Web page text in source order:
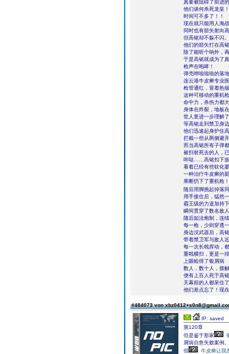
真要被阻碍了前进
他们谈何杀死龙皇！
时间可不多了！！
现在就只能用人海
同时也有箭矢射向
但高铭却不躲不闪。
他们的箭矢打在高
除了能听个响外，
于是高铭就成为了
枪声在咆哮！
弹壳哗啦啦啦的落
连云港牛皮癣专业
枪管通红，冒着热
这种可移动的重机
命中力，杀伤力都
身体在炸裂，地板
世人更进一步理解
等高铭走到禁卫身
他们迅速起身护住
拦截一些从两侧避
而当高铭所有子弹
被扫射死去的人，
咔哒……高铭扣下扳
看着已经有些软化
一种治疗牛皮癣的
果断扔下了重机枪！
随后用脚挑起掉落
用手接住后，猛然
霸王级的力道加持
瞬间贯穿了数名敌
随后如法炮制，连
每一枪，少则穿透
身边没武器后，高
带着禁卫军与敌人
每一次长戟挥动，
重戟横扫，更是一
上眼睑得了银屑病
数人，数十人，接
便有上百人死于高
天幕前的人都呆住
他们差点忘了！现
#484073 von
IP: saved
第120章
但是鉴于那家
屑病自愈失败案例。
但
牛皮癣让我